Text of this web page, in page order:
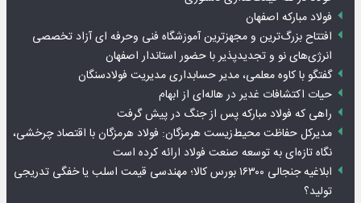
فولاد مبارکه اصفهان
افتتاح بزرگ‌ترین و مجهزترین آموزشگاه فنی وحرفه ای آزاد تخصصی
انرژی‌های نو و تجدیدپذیر با حضور استاندار اصفهان
گفتگو با کاوه معلمی، مدیر حسابداری مدیریت فولادسنگان
حیات اکتشافات غدیر در هاله‌ای از ابهام
راهی که فولاد مبارکه پس از جنگ در پیش گرفت
مدیرکل حفاظت محیط‌زیست هرمزگان: فولاد هرمزگان با اقتصاد چرخشی،
نگاه تازه‌ای به توسعه صنعت فولاد ارائه کرده است
ابلاغیه جنجالی ۱۶۳۰۰ بورس کالا؛ مهندسی قیمت اسلب یا خفگی تدریجی
تولید؟